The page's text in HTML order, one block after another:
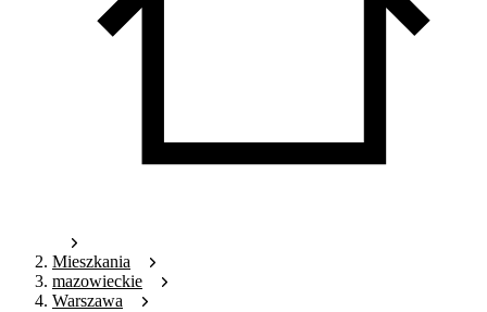
Mieszkania
mazowieckie
Warszawa